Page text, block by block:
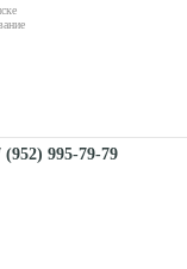
(952) 995-79-79